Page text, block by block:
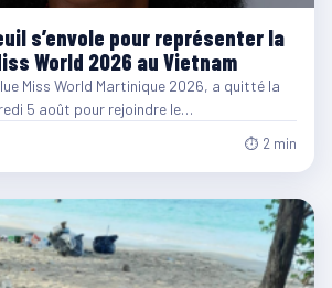
s’envole pour représenter la
World 2026 au Vietnam
Miss World Martinique 2026, a quitté la
5 août pour rejoindre le…
⏱ 2 min